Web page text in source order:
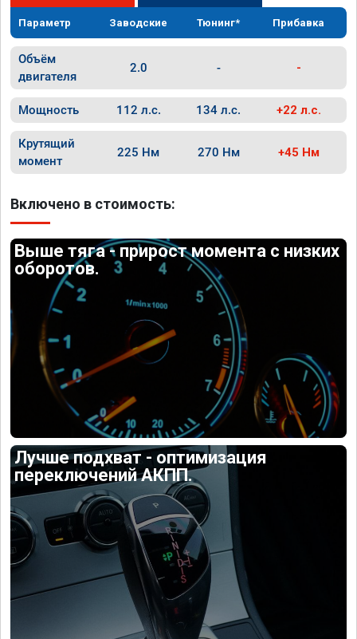
Параметр Заводские Тюнинг* Прибавка
Объём
двигателя
2.0 - -
Мощность 112 л.с. 134 л.с. +22 л.с.
Крутящий
момент
225 Нм 270 Нм +45 Нм
Включено в стоимость:
Выше тяга - прирост момента с низких
оборотов.
Лучше подхват - оптимизация
переключений АКПП.